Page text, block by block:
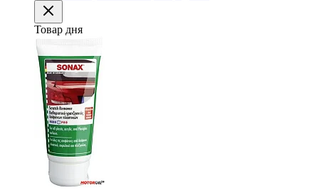
Товар дня